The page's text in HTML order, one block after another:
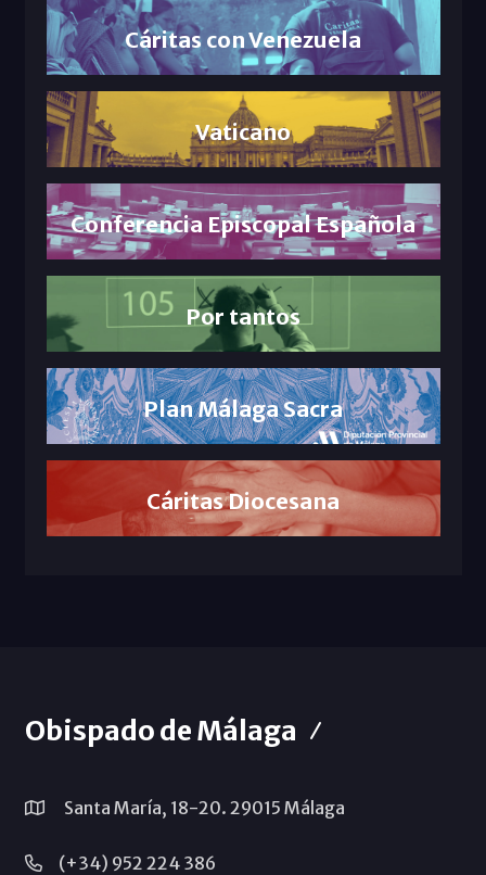
Cáritas con Venezuela
Vaticano
Conferencia Episcopal Española
Por tantos
Plan Málaga Sacra
Cáritas Diocesana
Obispado de Málaga
Santa María, 18-20. 29015 Málaga
(+34) 952 224 386